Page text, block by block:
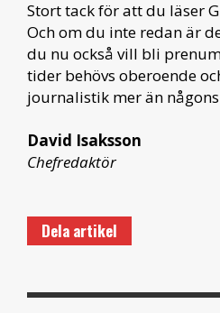
Stort tack för att du läser
Och om du inte redan är
du nu också vill bli
tider behövs oberoende
journalistik mer än
David Isaksson
Chefredaktör
Dela artikel